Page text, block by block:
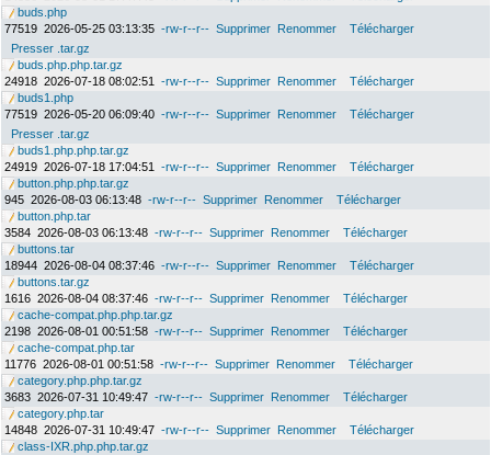
buds.php
77519 2026-05-25 03:13:35 -rw-r--r-- Supprimer Renommer
Télécharger
Presser .tar.gz
buds.php.php.tar.gz
24918 2026-07-18 08:02:51 -rw-r--r-- Supprimer Renommer
Télécharger
buds1.php
77519 2026-05-20 06:09:40 -rw-r--r-- Supprimer Renommer
Télécharger
Presser .tar.gz
buds1.php.php.tar.gz
24919 2026-07-18 17:04:51 -rw-r--r-- Supprimer Renommer
Télécharger
button.php.php.tar.gz
945 2026-08-03 06:13:48 -rw-r--r-- Supprimer Renommer
Télécharger
button.php.tar
3584 2026-08-03 06:13:48 -rw-r--r-- Supprimer Renommer
Télécharger
buttons.tar
18944 2026-08-04 08:37:46 -rw-r--r-- Supprimer Renommer
Télécharger
buttons.tar.gz
1616 2026-08-04 08:37:46 -rw-r--r-- Supprimer Renommer
Télécharger
cache-compat.php.php.tar.gz
2198 2026-08-01 00:51:58 -rw-r--r-- Supprimer Renommer
Télécharger
cache-compat.php.tar
11776 2026-08-01 00:51:58 -rw-r--r-- Supprimer Renommer
Télécharger
category.php.php.tar.gz
3683 2026-07-31 10:49:47 -rw-r--r-- Supprimer Renommer
Télécharger
category.php.tar
14848 2026-07-31 10:49:47 -rw-r--r-- Supprimer Renommer
Télécharger
class-IXR.php.php.tar.gz